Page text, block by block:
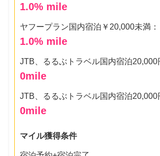
1.0% mile
ヤフープラン国内宿泊￥20,000未満：
1.0% mile
JTB、るるぶトラベル国内宿泊20,000
0mile
JTB、るるぶトラベル国内宿泊20,000
0mile
マイル獲得条件